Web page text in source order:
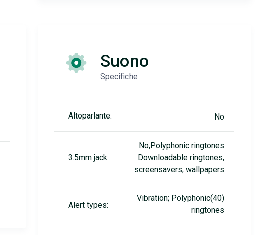
Suono
Specifiche
Altoparlante: No
3.5mm jack:
No,Polyphonic ringtones
Downloadable ringtones,
screensavers, wallpapers
Alert types:
Vibration; Polyphonic(40)
ringtones